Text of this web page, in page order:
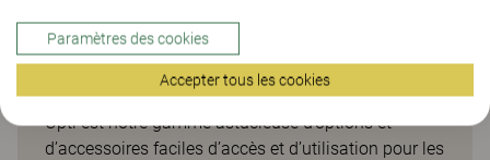
astucieux pour plans de
travail et tables de réunion
Opti est notre gamme astucieuse d’options et
d’accessoires faciles d’accès et d’utilisation pour les
Paramètres des cookies
Accepter tous les cookies